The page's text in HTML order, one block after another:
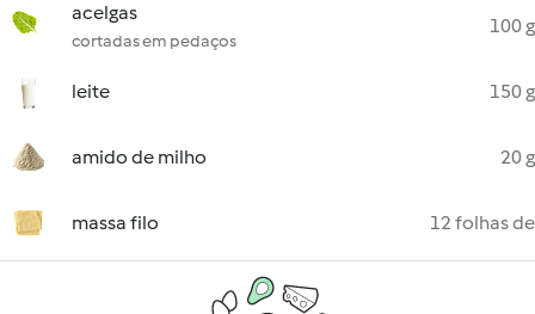
acelgas
cortadas em pedaços
100 g
leite 150 g
amido de milho 20 g
massa filo 12 folhas de